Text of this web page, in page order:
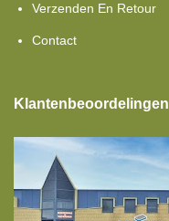
Verzenden En Retour
Contact
Klantenbeoordelingen